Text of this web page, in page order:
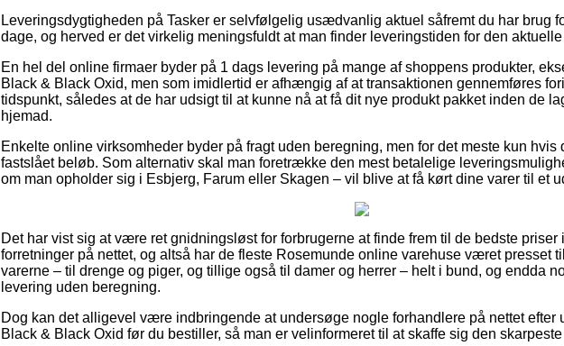
Leveringsdygtigheden på Tasker er selvfølgelig usædvanlig aktuel såfremt du har brug
dage, og herved er det virkelig meningsfuldt at man finder leveringstiden for den aktuelle
En hel del online firmaer byder på 1 dags levering på mange af shoppens produkter,
Black & Black Oxid, men som imidlertid er afhængig af at transaktionen gennemføres
tidspunkt, således at de har udsigt til at kunne nå at få dit nye produkt pakket inden de
hjemad.
Enkelte online virksomheder byder på fragt uden beregning, men for det meste kun hvis
fastslået beløb. Som alternativ skal man foretrække den mest betalelige
om man opholder sig i Esbjerg, Farum eller Skagen – vil blive at få kørt dine varer til et
Det har vist sig at være ret gnidningsløst for forbrugerne at finde frem til de bedste priser
forretninger på nettet, og altså har de fleste Rosemunde online varehuse været presset
varerne – til drenge og piger, og tillige også til damer og herrer – helt i bund, og endda
levering uden beregning.
Dog kan det alligevel være indbringende at undersøge nogle forhandlere på nettet efter
Black & Black Oxid før du bestiller, så man er velinformeret til at skaffe sig den